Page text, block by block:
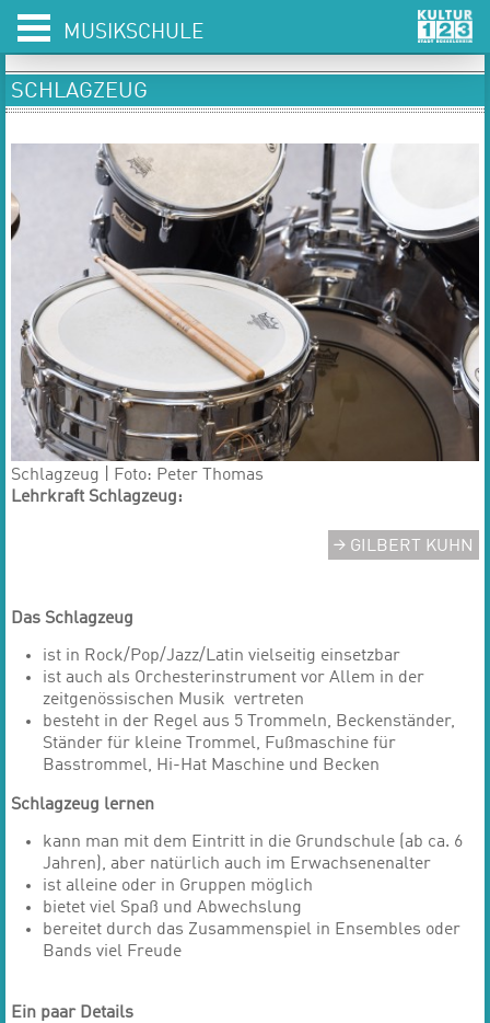
MUSIKSCHULE
SCHLAGZEUG
Schlagzeug | Foto: Peter Thomas
Lehrkraft Schlagzeug:
GILBERT KUHN
Das Schlagzeug
ist in Rock/Pop/Jazz/Latin vielseitig einsetzbar
ist auch als Orchesterinstrument vor Allem in der
zeitgenössischen Musik vertreten
besteht in der Regel aus 5 Trommeln, Beckenständer,
Ständer für kleine Trommel, Fußmaschine für
Basstrommel, Hi-Hat Maschine und Becken
Schlagzeug lernen
kann man mit dem Eintritt in die Grundschule (ab ca. 6
Jahren), aber natürlich auch im Erwachsenenalter
ist alleine oder in Gruppen möglich
bietet viel Spaß und Abwechslung
bereitet durch das Zusammenspiel in Ensembles oder
Bands viel Freude
Ein paar Details